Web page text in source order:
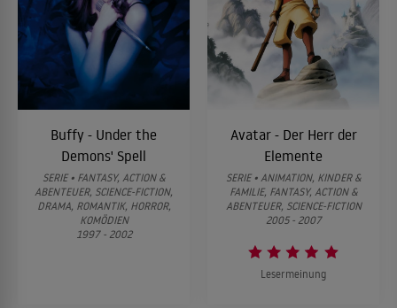
Buffy - Under the
Demons' Spell
SERIE • FANTASY, ACTION &
ABENTEUER, SCIENCE-FICTION,
DRAMA, ROMANTIK, HORROR,
KOMÖDIEN
1997 - 2002
Avatar - Der Herr der
Elemente
SERIE • ANIMATION, KINDER &
FAMILIE, FANTASY, ACTION &
ABENTEUER, SCIENCE-FICTION
2005 - 2007
Lesermeinung